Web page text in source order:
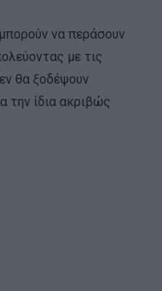
μπορούν να περάσουν
με τις
θα ξοδέψουν
την ίδια ακριβώς